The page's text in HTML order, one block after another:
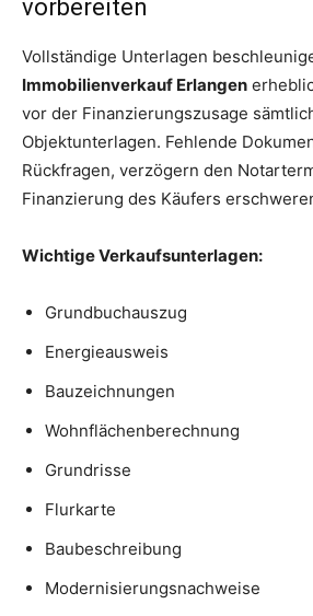
vorbereiten
Vollständige Unterlagen
Immobilienverkauf Erlangen
vor der Finanzierungszusage
Objektunterlagen. Fehlende
Rückfragen, verzögern den
Finanzierung des Käufers
Wichtige Verkaufsunterlagen:
Grundbuchauszug
Energieausweis
Bauzeichnungen
Wohnflächenberechnung
Grundrisse
Flurkarte
Baubeschreibung
Modernisierungsnachweise